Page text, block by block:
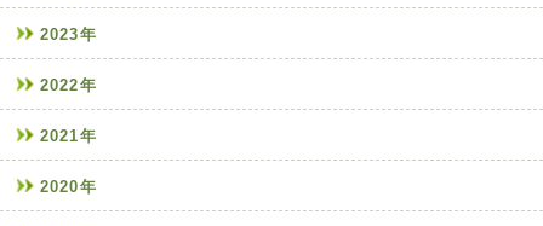
2023年
2022年
2021年
2020年